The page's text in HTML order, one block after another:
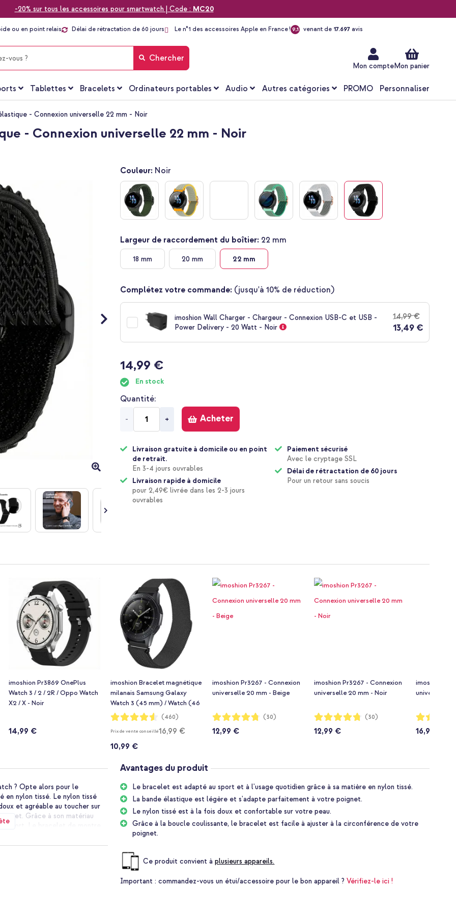
-20% sur tous les accessoires pour smartwatch | Code : MC20
ou en point relais Délai de rétractation de 60 jours Le n°1 des accessoires Apple en France ! 9,1 venant de 17.697 avis
Mon compteMon panier
Chercher
Tablettes Bracelets Ordinateurs portables Audio Autres catégories PROMO Personnaliser
- Connexion universelle 22 mm - Noir
- Connexion universelle 22 mm - Noir
Couleur: Noir
Largeur de raccordement du boîtier: 22 mm
18 mm 20 mm 22 mm
Complétez votre commande: (jusqu'à 10% de réduction)
imoshion Wall Charger - Chargeur - Connexion USB-C et USB -
Power Delivery - 20 Watt - Noir
14,99 €
13,49 €
14,99 €
En stock
Quantité
- + Acheter
Livraison gratuite à domicile ou en point
de retrait.
En 3-4 jours ouvrables
Livraison rapide à domicile
pour 2,49€ livrée dans les 2-3 jours
ouvrables
Paiement sécurisé
Avec le cryptage SSL
Délai de rétractation de 60 jours
Pour un retour sans soucis
imoshion Pr3869 OnePlus
Watch 3 / 2 / 2R / Oppo Watch
X2 / X - Noir
14,99 €
imoshion Bracelet magnétique
milanais Samsung Galaxy
Watch 3 (45 mm) / Watch (46
mm) / Gear S3 Frontier / Gear
S3 Classic (22 mm) - Noir
Notation:
91%
(460)
Prix de vente conseillé16,99 €
10,99 €
imoshion Pr3267 - Connexion
universelle 20 mm - Beige
Notation:
95%
(30)
12,99 €
imoshion Pr3267 - Connexion
universelle 20 mm - Noir
Notation:
95%
(30)
12,99 €
imoshion
universelle
Notation:
81%
16,99 €
? Opte alors pour le
en nylon tissé. Le nylon tissé
et agréable au toucher sur
Grâce à son matériau
sport. Le bracelet de montre
de ton poignet. De plus, le
intensifs, car le tissu a
Avantages du produit
Le bracelet est adapté au sport et à l'usage quotidien grâce à sa matière en nylon tissé.
La bande élastique est légère et s'adapte parfaitement à votre poignet.
Le nylon tissé est à la fois doux et confortable sur votre peau.
Grâce à la boucle coulissante, le bracelet est facile à ajuster à la circonférence de votre
poignet.
Ce produit convient àplusieurs appareils.
Important : commandez-vous un étui/accessoire pour le bon appareil ?Vérifiez-le ici !